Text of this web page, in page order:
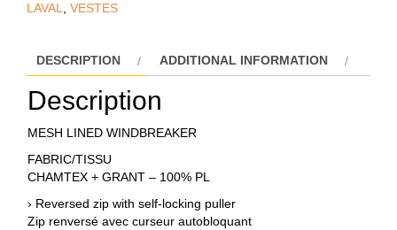
LAVAL, VESTES
DESCRIPTION ADDITIONAL INFORMATION
Description
MESH LINED WINDBREAKER
FABRIC/TISSU
CHAMTEX + GRANT – 100% PL
› Reversed zip with self-locking puller
Zip renversé avec curseur autobloquant